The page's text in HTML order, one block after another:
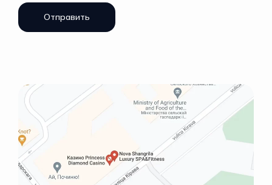
Отправить